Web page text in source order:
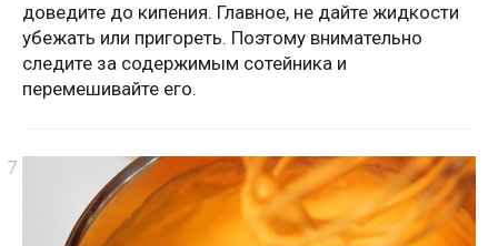
доведите до кипения. Главное, не дайте жидкости
убежать или пригореть. Поэтому внимательно
следите за содержимым сотейника и
перемешивайте его.